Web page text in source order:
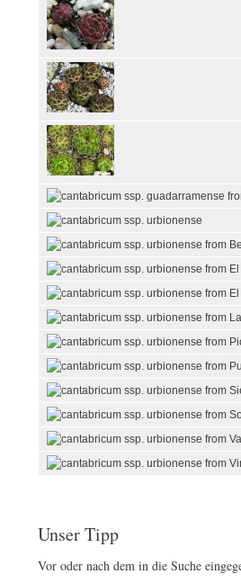
Unser Tipp
Vor oder nach dem in die Suche